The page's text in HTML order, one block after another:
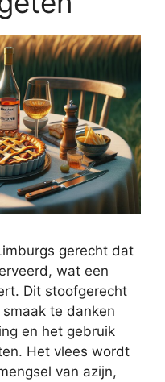
gerecht dat
wat een
Dit stoofgerecht
te danken
en het gebruik
Het vlees wordt
van azijn,